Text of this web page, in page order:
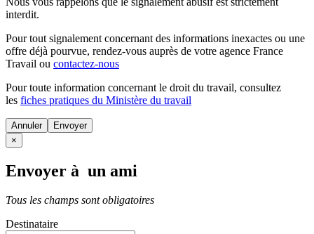
interdit.
Pour tout signalement concernant des informations inexactes ou une
offre déjà pourvue, rendez-vous auprès de votre agence France
Travail ou contactez-nous
Pour toute information concernant le droit du travail, consultez
les fiches pratiques du Ministère du travail
Annuler
×
Envoyer à un ami
Tous les champs sont obligatoires
Destinataire